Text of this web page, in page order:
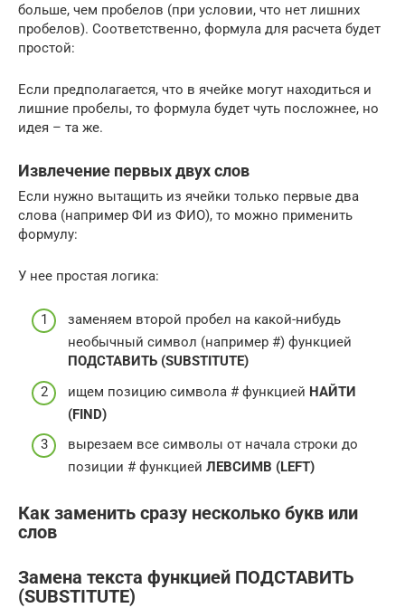
больше, чем пробелов (при условии, что нет лишних
пробелов). Соответственно, формула для расчета будет
простой:
Если предполагается, что в ячейке могут находиться и
лишние пробелы, то формула будет чуть посложнее, но
идея – та же.
Извлечение первых двух слов
Если нужно вытащить из ячейки только первые два
слова (например ФИ из ФИО), то можно применить
формулу:
У нее простая логика:
заменяем второй пробел на какой-нибудь
необычный символ (например #) функцией
ПОДСТАВИТЬ (SUBSTITUTE)
ищем позицию символа # функцией НАЙТИ
(FIND)
вырезаем все символы от начала строки до
позиции # функцией ЛЕВСИМВ (LEFT)
Как заменить сразу несколько букв или
слов
Замена текста функцией ПОДСТАВИТЬ
(SUBSTITUTE)